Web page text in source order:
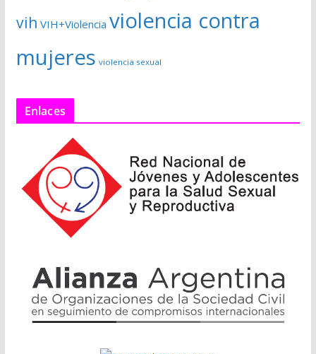
vih VIH+Violencia violencia contra
mujeres violencia sexual
Enlaces